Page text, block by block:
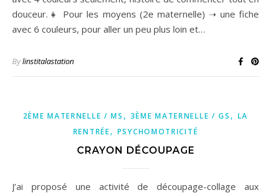
douceur.👧 Pour les moyens (2e maternelle) ➝ une fiche
avec 6 couleurs, pour aller un peu plus loin et…
Bylinstitalastation
2ÈME MATERNELLE / MS , 3ÈME MATERNELLE / GS , LA
RENTRÉE, PSYCHOMOTRICITÉ
CRAYON DÉCOUPAGE
J’ai proposé une activité de découpage-collage aux